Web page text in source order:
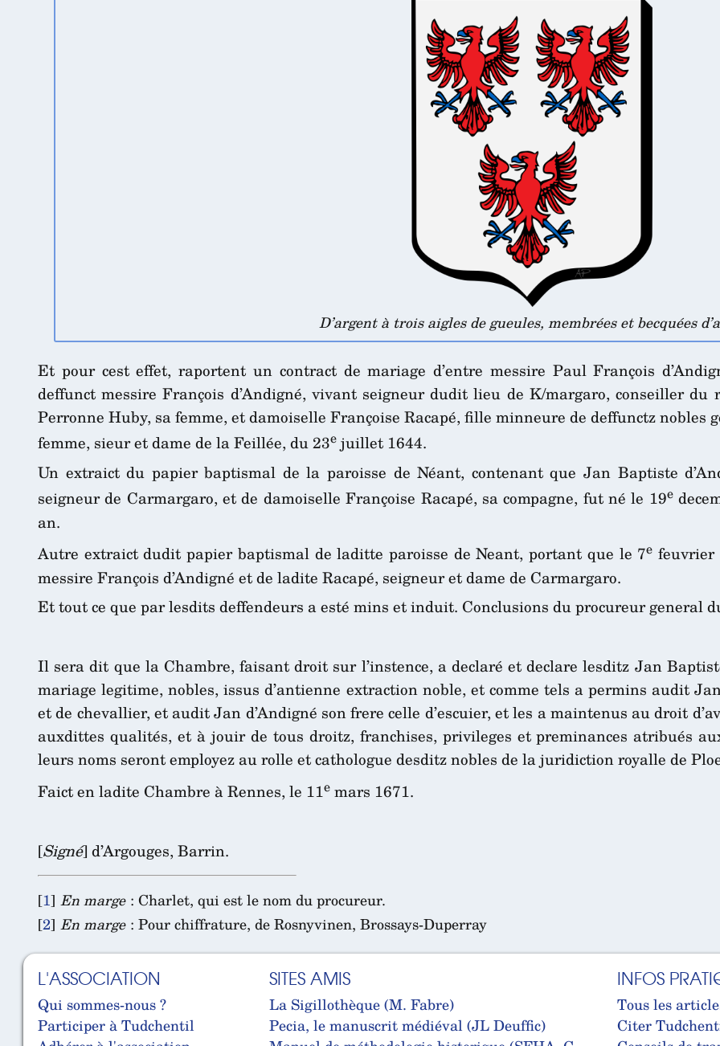
D’argent à trois aigles de gueules, membrées et becquées
Et pour cest effet, raportent un contract de mariage d’entre messire Paul François
deffunct messire François d’Andigné, vivant seigneur dudit lieu de K/margaro, conseiller
Perronne Huby, sa femme, et damoiselle Françoise Racapé, fille minneure de deffunctz nobles
femme, sieur et dame de la Feillée, du 23e juillet 1644.
Un extraict du papier baptismal de la paroisse de Néant, contenant que Jan Baptiste
seigneur de Carmargaro, et de damoiselle Françoise Racapé, sa compagne, fut né le 19e
an.
Autre extraict dudit papier baptismal de laditte paroisse de Neant, portant que le 7e feuvrier
messire François d’Andigné et de ladite Racapé, seigneur et dame de Carmargaro.
Et tout ce que par lesdits deffendeurs a esté mins et induit. Conclusions du procureur general
Il sera dit que la Chambre, faisant droit sur l’instence, a declaré et declare lesditz Jan
mariage legitime, nobles, issus d’antienne extraction noble, et comme tels a permins audit
et de chevallier, et audit Jan d’Andigné son frere celle d’escuier, et les a maintenus au droit
auxdittes qualités, et à jouir de tous droitz, franchises, privileges et preminances atribués
leurs noms seront employez au rolle et cathologue desditz nobles de la juridiction royalle de
Faict en ladite Chambre à Rennes, le 11e mars 1671.
[Signé] d’Argouges, Barrin.
[1] En marge: Charlet, qui est le nom du procureur.
[2] En marge: Pour chiffrature, de Rosnyvinen, Brossays-Duperray
L'ASSOCIATION
Qui sommes-nous ?
Participer à Tudchentil
SITES AMIS
La Sigillothèque (M. Fabre)
Pecia, le manuscrit médiéval (JL Deuffic)
INFOS
Tous les
Citer